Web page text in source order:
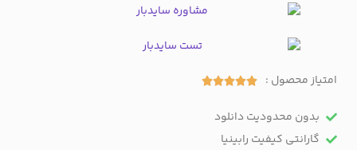
امتیاز محصول : 




بدون محدودیت دانلود
گارانتی کیفیت رابینیا